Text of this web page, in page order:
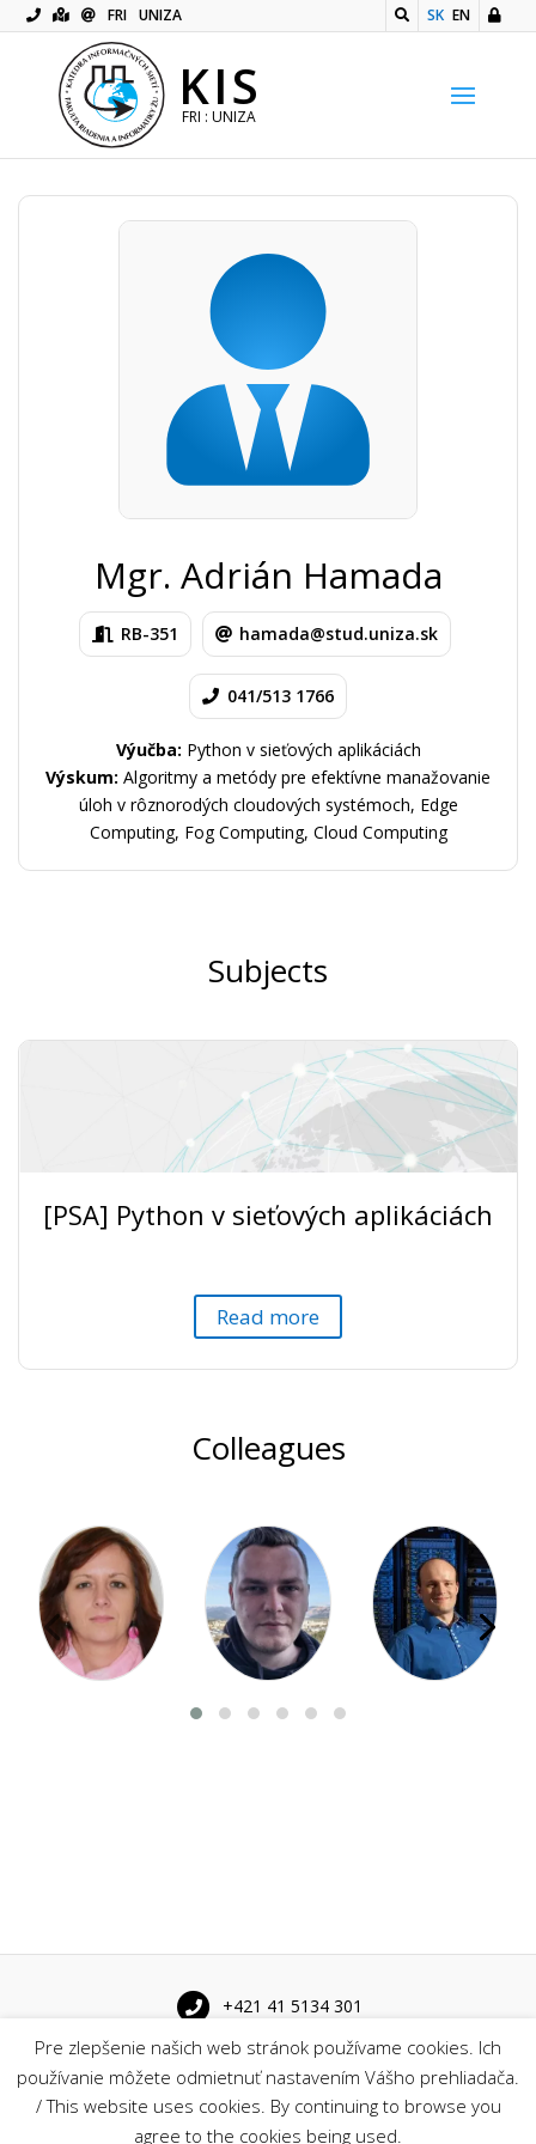
FRI UNIZA SK EN
KIS
FRI : UNIZA
Mgr. Adrián Hamada
RB-351 hamada@stud.uniza.sk
041/513 1766
Výučba: Python v sieťových aplikáciách
Výskum: Algoritmy a metódy pre efektívne manažovanie
úloh v rôznorodých cloudových systémoch, Edge
Computing, Fog Computing, Cloud Computing
Subjects
[PSA] Python v sieťových aplikáciách
Read more
Colleagues
+421 41 5134 301
Univerzitná 8215/1 010 26 Žilina
Pre zlepšenie našich web stránok používame cookies. Ich
používanie môžete odmietnuť nastavením Vášho prehliadača.
/ This website uses cookies. By continuing to browse you
agree to the cookies being used.